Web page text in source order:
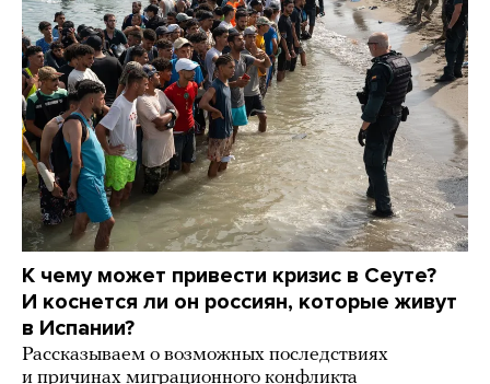
К чему может привести кризис в Сеуте?
И коснется ли он россиян, которые живут
в Испании?
Рассказываем о возможных последствиях
и причинах миграционного конфликта